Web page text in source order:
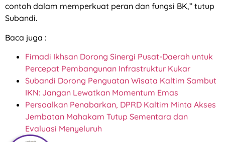
contoh dalam memperkuat peran dan fungsi BK,” tutup
Subandi.
Baca juga :
Firnadi Ikhsan Dorong Sinergi Pusat-Daerah untuk
Percepat Pembangunan Infrastruktur Kukar
Subandi Dorong Penguatan Wisata Kaltim Sambut
IKN: Jangan Lewatkan Momentum Emas
Persoalkan Penabarkan, DPRD Kaltim Minta Akses
Jembatan Mahakam Tutup Sementara dan
Evaluasi Menyeluruh